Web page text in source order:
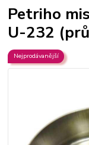
Petriho
U-232
Nejprodávanější